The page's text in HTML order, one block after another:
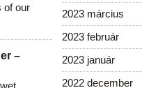
of our
–
2023 március
2023 február
2023 január
2022 december